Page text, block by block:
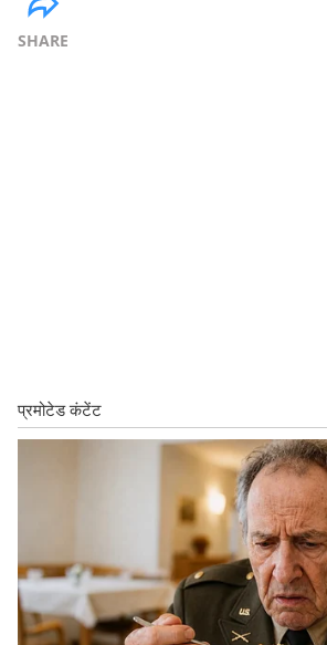
SHARE